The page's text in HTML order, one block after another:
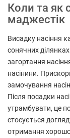
Коли та як
маджестік
Висадку насіння
сонячних
загортання
насінини.
замочування
Після посадки
утрамбувати, це
стосується
отримання